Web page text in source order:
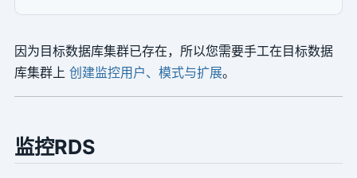
因为目标数据库集群已存在，所以您需要手工在目标数据
库集群上 创建监控用户、模式与扩展。
监控RDS